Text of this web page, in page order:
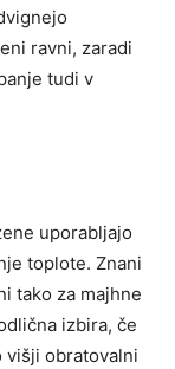
ravni, zaradi
tudi v
uporabljajo
toplote. Znani
tako za majhne
izbira, če
​​višji obratovalni